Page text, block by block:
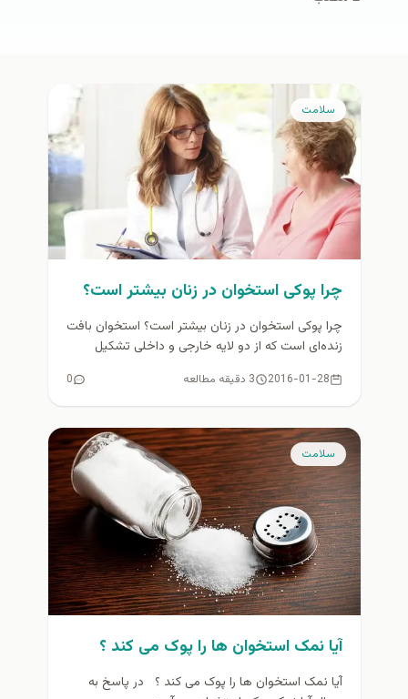
سلامت
چرا پوکی استخوان در زنان بیشتر است؟
چرا پوکی استخوان در زنان بیشتر است؟ استخوان بافت
زنده‌ای است که از دو لایه خارجی و داخلی تشکیل
2016-01-28 3 دقیقه مطالعه 0
سلامت
آیا نمک استخوان ها را پوک می کند ؟
آیا نمک استخوان ها را پوک می کند ؟ در پاسخ به